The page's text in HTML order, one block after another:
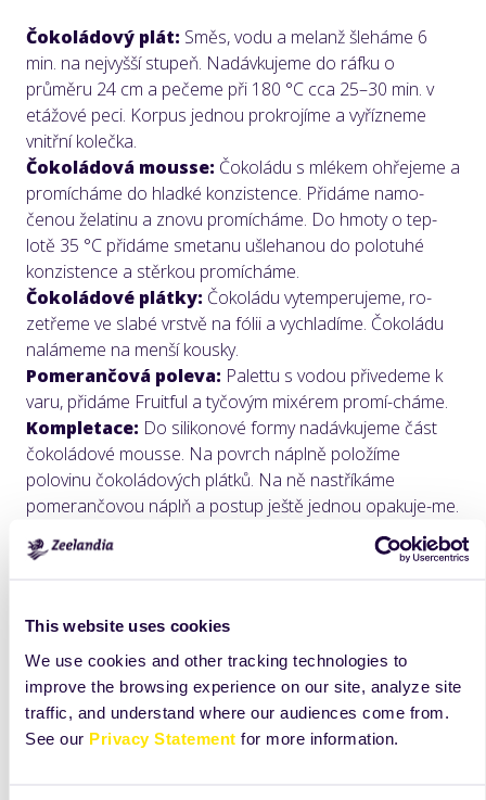
This website uses cookies
We use cookies and other tracking technologies to
improve the browsing experience on our site, analyze site
traffic, and understand where our audiences come from.
See our Privacy Statement for more information.
Čokoládový plát: Směs, vodu a melanž šleháme 6
min. na nejvyšší stupeň. Nadávkujeme do ráfku o
průměru 24 cm a pečeme při 180 °C cca 25–30 min. v
etážové peci. Korpus jednou prokrojíme a vyřízneme
vnitřní kolečka.
Čokoládová mousse: Čokoládu s mlékem ohřejeme a
promícháme do hladké konzistence. Přidáme namo-
čenou želatinu a znovu promícháme. Do hmoty o tep-
lotě 35 °C přidáme smetanu ušlehanou do polotuhé
konzistence a stěrkou promícháme.
Čokoládové plátky: Čokoládu vytemperujeme, ro-
zetřeme ve slabé vrstvě na fólii a vychladíme. Čokoládu
nalámeme na menší kousky.
Pomerančová poleva: Palettu s vodou přivedeme k
varu, přidáme Fruitful a tyčovým mixérem promí-cháme.
Kompletace: Do silikonové formy nadávkujeme část
čokoládové mousse. Na povrch náplně položíme
polovinu čokoládových plátků. Na ně nastříkáme
pomerančovou náplň a postup ještě jednou opakuje-me.
Zakončíme zbylou čokoládovou mousse, na kterou
přimáčkneme vykrojený čokoládový plát. Naplněnou